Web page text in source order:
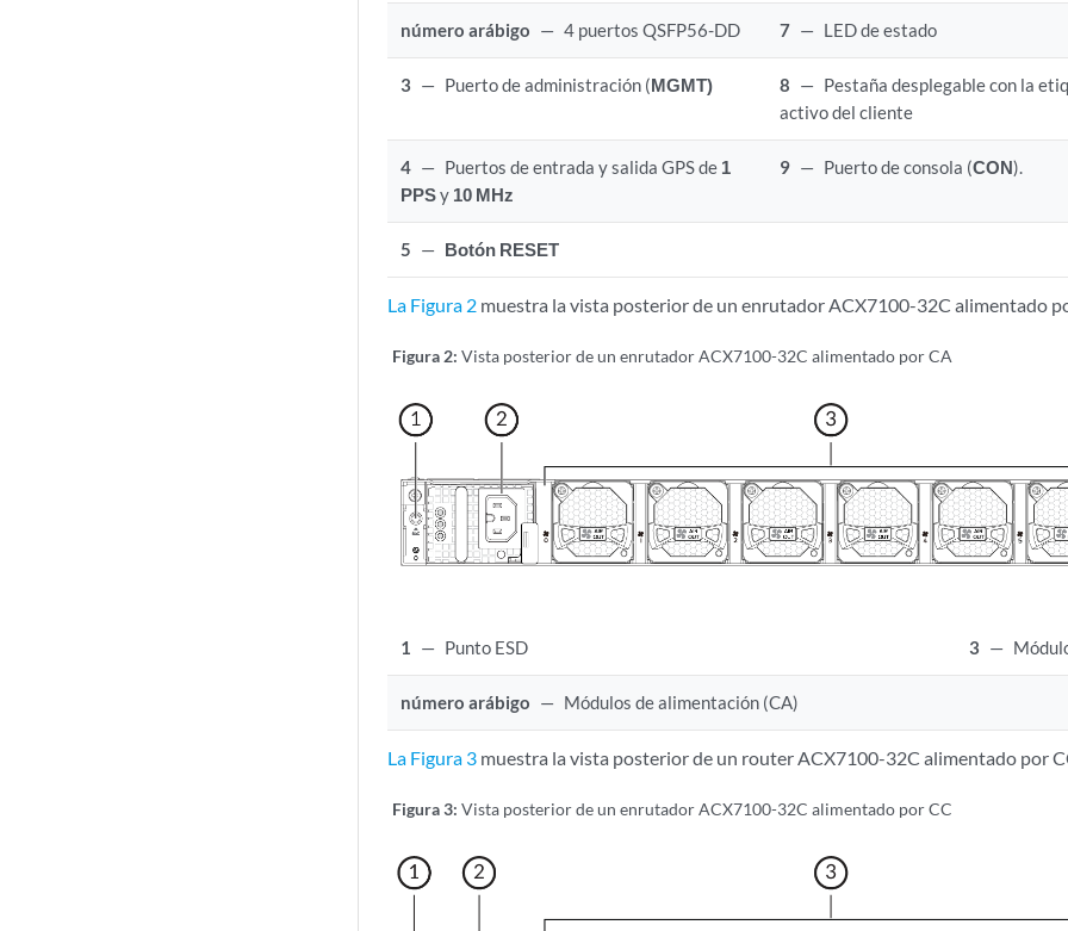
número arábigo — 4 puertos QSFP56-DD 7 — LED de estado
3 — Puerto de administración (MGMT) 8 — Pestaña desplegable con la
activo del cliente
4 — Puertos de entrada y salida GPS de 1
PPSy 10 MHz
9 — Puerto de consola (CON).
5 — Botón RESET
La Figura 2 muestra la vista posterior de un enrutador ACX7100-32C alimentado
Figura 2: Vista posterior de un enrutador ACX7100-32C alimentado por CA
1 — Punto ESD 3 —
número arábigo — Módulos de alimentación (CA)
La Figura 3 muestra la vista posterior de un router ACX7100-32C alimentado por
Figura 3: Vista posterior de un enrutador ACX7100-32C alimentado por CC